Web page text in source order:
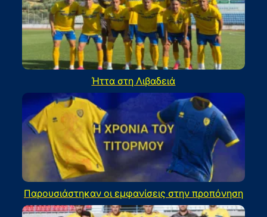
Ήττα στη Λιβαδειά
Παρουσιάστηκαν οι εμφανίσεις στην προπόνηση